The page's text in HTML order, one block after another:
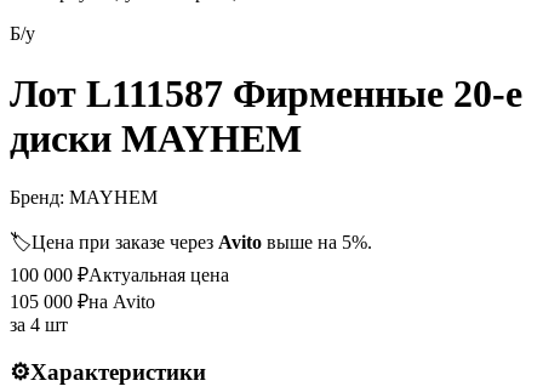
Б/у
Лот L111587 Фирменные 20-е
диски MAYHEM
Бренд: MAYHEM
🏷️Цена при заказе через Avito выше на 5%.
100 000 ₽Актуальная цена
105 000 ₽на Avito
за 4 шт
⚙️Характеристики